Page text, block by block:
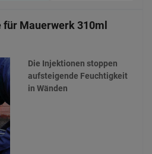
Mauerwerk 310ml
Die Injektionen stoppen
aufsteigende Feuchtigkeit
in Wänden